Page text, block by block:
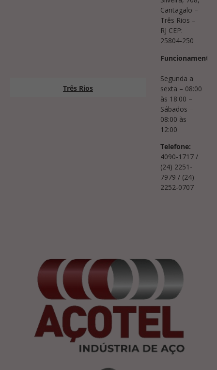
Três Rios
Cantagalo –
Três Rios –
RJ CEP:
25804-250
Funcionamento:
Segunda a
sexta – 08:00
às 18:00 –
Sábados –
08:00 às
12:00
Telefone:
4090-1717 /
(24) 2251-
7979 / (24)
2252-0707